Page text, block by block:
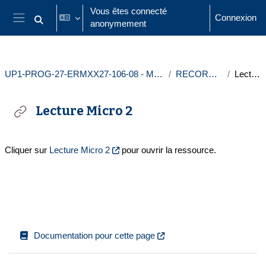
Passer au contenu principal
Panneau latéral
Activer/désactiver la saisie de recherche
Vous êtes connecté
anonymement
Connexion
UP1-PROG-27-ERMXX27-106-08 - MICROECONOMICS 1 - DU MMEF & QEM1 RECORDED LECTURES Lecture Micro 2
Lecture Micro 2
Cliquer sur Lecture Micro 2 pour ouvrir la ressource.
Documentation pour cette page